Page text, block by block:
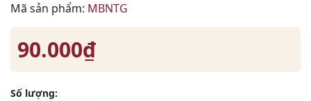
Mã sản phẩm: MBNTG
90.000₫
Số lượng: